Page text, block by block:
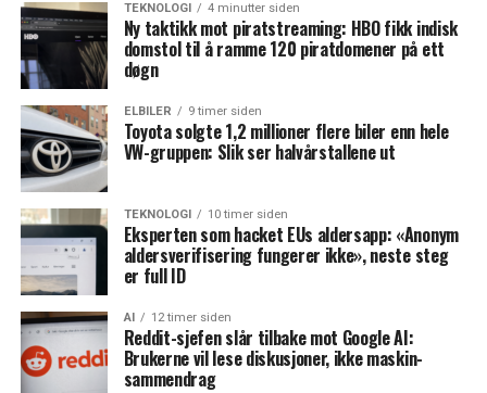
TEKNOLOGI 4 minutter siden
Ny taktikk mot piratstreaming: HBO fikk indisk
domstol til å ramme 120 piratdomener på ett
døgn
ELBILER 9 timer siden
Toyota solgte 1,2 millioner flere biler enn hele
VW-gruppen: Slik ser halvårstallene ut
TEKNOLOGI 10 timer siden
Eksperten som hacket EUs aldersapp: «Anonym
aldersverifisering fungerer ikke», neste steg
er full ID
AI 12 timer siden
Reddit-sjefen slår tilbake mot Google AI:
Brukerne vil lese diskusjoner, ikke maskin-
sammendrag